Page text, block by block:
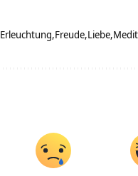
Erleuchtung Freude Liebe